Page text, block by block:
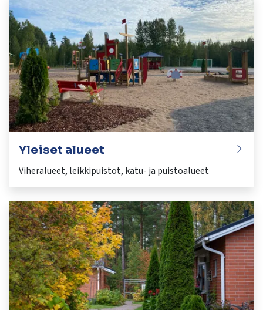
Yleiset alueet
Viheralueet, leikkipuistot, katu- ja puistoalueet